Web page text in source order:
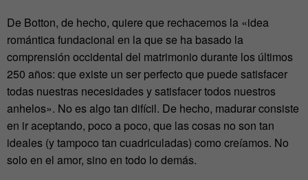
De Botton, de hecho, quiere que rechacemos la «idea
romántica fundacional en la que se ha basado la
comprensión occidental del matrimonio durante los últimos
250 años: que existe un ser perfecto que puede satisfacer
todas nuestras necesidades y satisfacer todos nuestros
anhelos». No es algo tan difícil. De hecho, madurar consiste
en ir aceptando, poco a poco, que las cosas no son tan
ideales (y tampoco tan cuadriculadas) como creíamos. No
solo en el amor, sino en todo lo demás.